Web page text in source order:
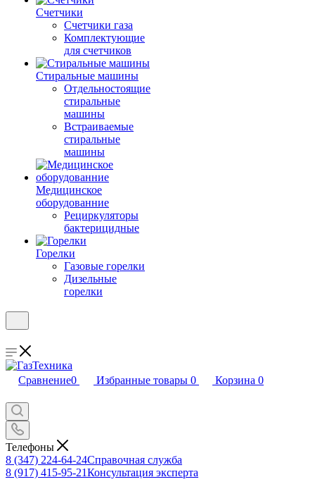
Счетчики
Счетчики газа
Комплектующие
для счетчиков
Стиральные машины
Отдельностоящие
стиральные
машины
Встраиваемые
стиральные
машины
Медицинское
оборудованние
Рециркуляторы
бактерицидные
Горелки
Газовые горелки
Дизельные
горелки
Сравнение0 Избранные товары 0 Корзина 0
Телефоны
8 (347) 224-64-24Справочная служба
8 (917) 415-95-21Консультация эксперта